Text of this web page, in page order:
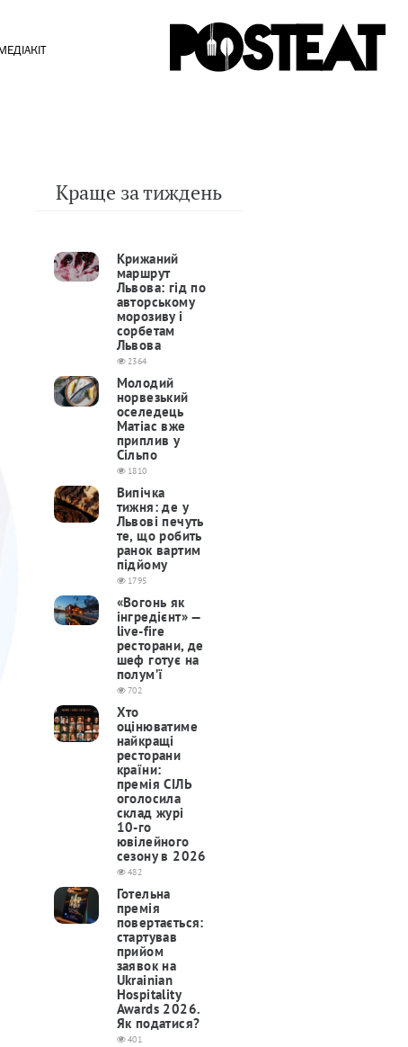
МЕДІАКІТ
Краще за тиждень
Крижаний
маршрут
Львова: гід по
авторському
морозиву і
сорбетам
Львова
2364
Молодий
норвезький
оселедець
Матіас вже
приплив у
Сільпо
1810
Випічка
тижня: де у
Львові печуть
те, що робить
ранок вартим
підйому
1795
«Вогонь як
інгредієнт» —
live-fire
ресторани, де
шеф готує на
полум’ї
702
Хто
оцінюватиме
найкращі
ресторани
країни:
премія СІЛЬ
оголосила
склад журі
10-го
ювілейного
сезону в 2026
482
Готельна
премія
повертається:
cтартував
прийом
заявок на
Ukrainian
Hospitality
Awards 2026.
Як податися?
401